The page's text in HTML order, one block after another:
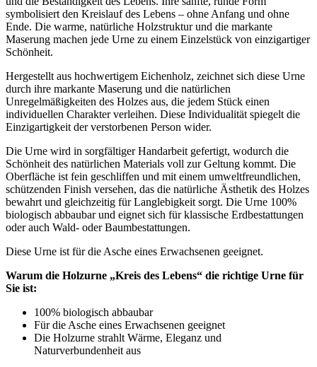
symbolisiert den Kreislauf des Lebens – ohne Anfang und ohne
Ende. Die warme, natürliche Holzstruktur und die markante
Maserung machen jede Urne zu einem Einzelstück von einzigartiger
Schönheit.
Hergestellt aus hochwertigem Eichenholz, zeichnet sich diese Urne
durch ihre markante Maserung und die natürlichen
Unregelmäßigkeiten des Holzes aus, die jedem Stück einen
individuellen Charakter verleihen. Diese Individualität spiegelt die
Einzigartigkeit der verstorbenen Person wider.
Die Urne wird in sorgfältiger Handarbeit gefertigt, wodurch die
Schönheit des natürlichen Materials voll zur Geltung kommt. Die
Oberfläche ist fein geschliffen und mit einem umweltfreundlichen,
schützenden Finish versehen, das die natürliche Ästhetik des Holzes
bewahrt und gleichzeitig für Langlebigkeit sorgt. Die Urne 100%
biologisch abbaubar und eignet sich für klassische Erdbestattungen
oder auch Wald- oder Baumbestattungen.
Diese Urne ist für die Asche eines Erwachsenen geeignet.
Warum die Holzurne „Kreis des Lebens“ die richtige Urne für
Sie ist:
100% biologisch abbaubar
Für die Asche eines Erwachsenen geeignet
Die Holzurne strahlt Wärme, Eleganz und
Naturverbundenheit aus